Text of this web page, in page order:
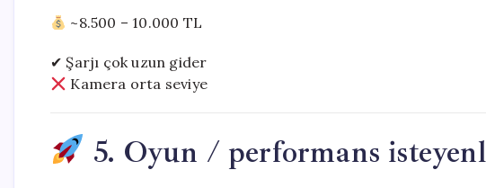
~8.500 – 10.000 TL
✔ Şarjı çok uzun gider
Kamera orta seviye
5. Oyun / performans